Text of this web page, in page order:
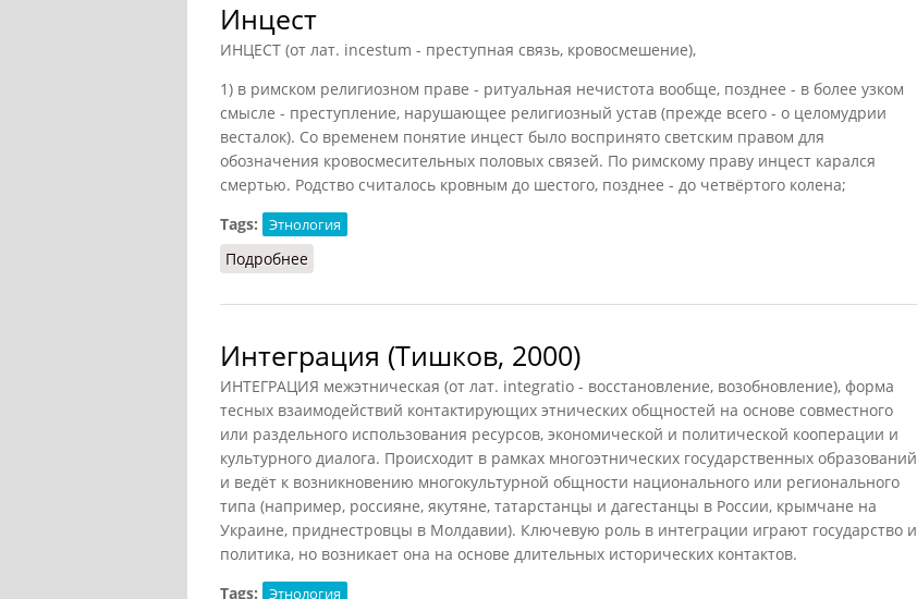
Инцест
ИНЦЕСТ (от лат. incestum - преступная связь, кровосмешение),
1) в римском религиозном праве - ритуальная нечистота вообще, позднее - в более узком
смысле - преступление, нарушающее религиозный устав (прежде всего - о целомудрии
весталок). Со временем понятие инцест было воспринято светским правом для
обозначения кровосмесительных половых связей. По римскому праву инцест карался
смертью. Родство считалось кровным до шестого, позднее - до четвёртого колена;
Tags:
Этнология
Подробнее
Интеграция (Тишков, 2000)
ИНТЕГРАЦИЯ межэтническая (от лат. integratio - восстановление, возобновление), форма
тесных взаимодействий контактирующих этнических общностей на основе совместного
или раздельного использования ресурсов, экономической и политической кооперации и
культурного диалога. Происходит в рамках многоэтнических государственных образований
и ведёт к возникновению многокультурной общности национального или регионального
типа (например, россияне, якутяне, татарстанцы и дагестанцы в России, крымчане на
Украине, приднестровцы в Молдавии). Ключевую роль в интеграции играют государство и
политика, но возникает она на основе длительных исторических контактов.
Tags:
Этнология